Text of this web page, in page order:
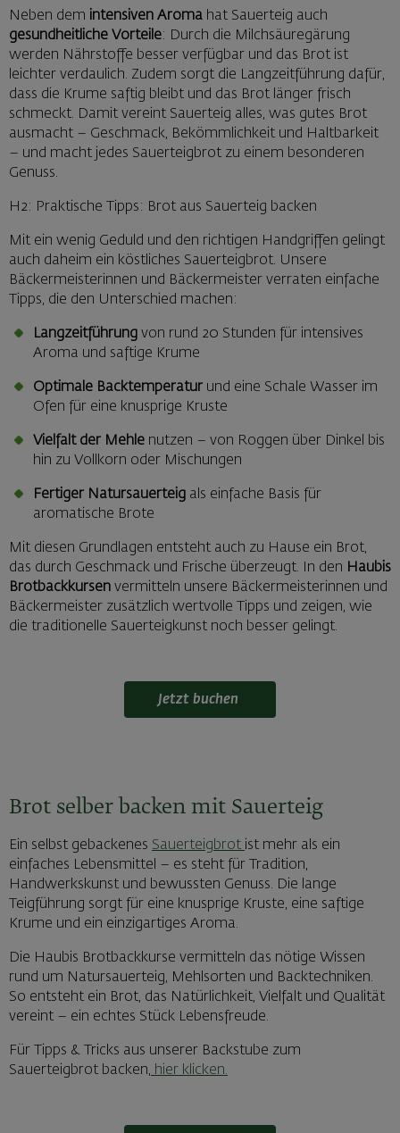
Neben dem intensiven Aroma hat Sauerteig auch
gesundheitliche Vorteile: Durch die Milchsäuregärung
werden Nährstoffe besser verfügbar und das Brot ist
leichter verdaulich. Zudem sorgt die Langzeitführung dafür,
dass die Krume saftig bleibt und das Brot länger frisch
schmeckt. Damit vereint Sauerteig alles, was gutes Brot
ausmacht – Geschmack, Bekömmlichkeit und Haltbarkeit
– und macht jedes Sauerteigbrot zu einem besonderen
Genuss.
H2: Praktische Tipps: Brot aus Sauerteig backen
Mit ein wenig Geduld und den richtigen Handgriffen gelingt
auch daheim ein köstliches Sauerteigbrot. Unsere
Bäckermeisterinnen und Bäckermeister verraten einfache
Tipps, die den Unterschied machen:
Langzeitführung von rund 20 Stunden für intensives
Aroma und saftige Krume
Optimale Backtemperatur und eine Schale Wasser im
Ofen für eine knusprige Kruste
Vielfalt der Mehle nutzen – von Roggen über Dinkel bis
hin zu Vollkorn oder Mischungen
Fertiger Natursauerteig als einfache Basis für
aromatische Brote
Mit diesen Grundlagen entsteht auch zu Hause ein Brot,
das durch Geschmack und Frische überzeugt. In den Haubis
Brotbackkursen vermitteln unsere Bäckermeisterinnen und
Bäckermeister zusätzlich wertvolle Tipps und zeigen, wie
die traditionelle Sauerteigkunst noch besser gelingt.
Jetzt buchen
Brot selber backen mit Sauerteig
Ein selbst gebackenes Sauerteigbrot ist mehr als ein
einfaches Lebensmittel – es steht für Tradition,
Handwerkskunst und bewussten Genuss. Die lange
Teigführung sorgt für eine knusprige Kruste, eine saftige
Krume und ein einzigartiges Aroma.
Die Haubis Brotbackkurse vermitteln das nötige Wissen
rund um Natursauerteig, Mehlsorten und Backtechniken.
So entsteht ein Brot, das Natürlichkeit, Vielfalt und Qualität
vereint – ein echtes Stück Lebensfreude.
Für Tipps & Tricks aus unserer Backstube zum
Sauerteigbrot backen, hier klicken.